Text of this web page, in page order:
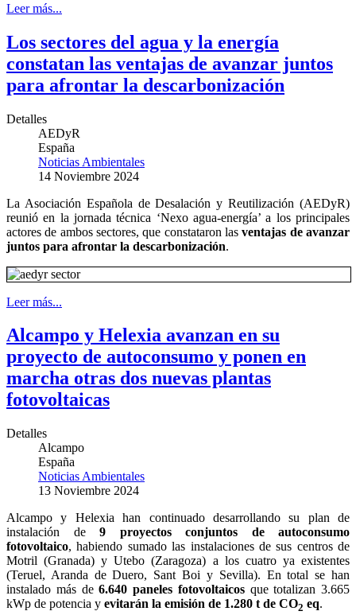
Leer más...
Los sectores del agua y la energía
constatan las ventajas de avanzar juntos
para afrontar la descarbonización
Detalles
AEDyR
España
Noticias Ambientales
14 Noviembre 2024
La Asociación Española de Desalación y Reutilización (AEDyR)
reunió en la jornada técnica ‘Nexo agua-energía’ a los principales
actores de ambos sectores, que constataron las ventajas de avanzar
juntos para afrontar la descarbonización.
Leer más...
Alcampo y Helexia avanzan en su
proyecto de autoconsumo y ponen en
marcha otras dos nuevas plantas
fotovoltaicas
Detalles
Alcampo
España
Noticias Ambientales
13 Noviembre 2024
Alcampo y Helexia han continuado desarrollando su plan de
instalación de 9 proyectos conjuntos de autoconsumo
fotovoltaico, habiendo sumado las instalaciones de sus centros de
Motril (Granada) y Utebo (Zaragoza) a los cuatro ya existentes
(Teruel, Aranda de Duero, Sant Boi y Sevilla). En total se han
instalado más de6.640 paneles fotovoltaicosque totalizan 3.665
kWp de potencia y evitarán la emisión de 1.280 t de CO2 eq.